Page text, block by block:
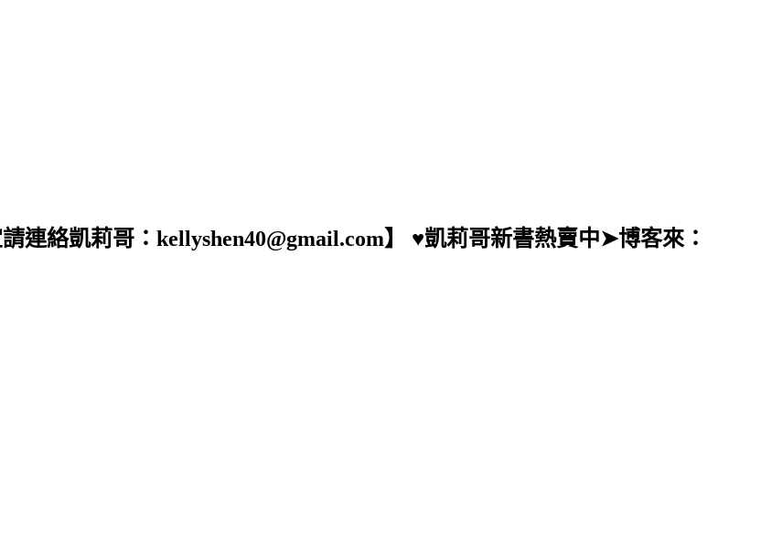
連絡凱莉哥：kellyshen40@gmail.com】 ♥凱莉哥新書熱賣中➤博客來：